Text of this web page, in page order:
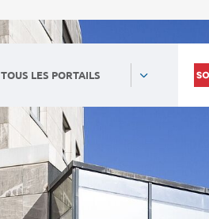
TOUS LES PORTAILS